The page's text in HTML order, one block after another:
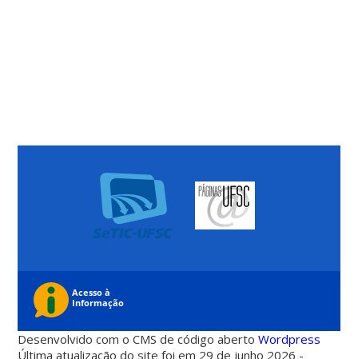
Desenvolvido com o CMS de código abertoWordpress
Última atualização do site foi em 29 de junho 2026 -